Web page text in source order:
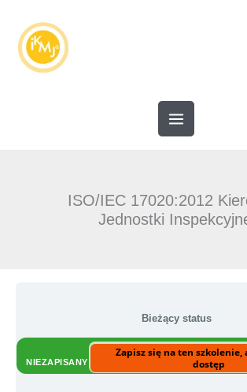
treści
ISO/IEC 17020:2012
Jednostki
Bieżący status
NIEZAPISANY
Zapisz się na ten szkolenie,
dostęp